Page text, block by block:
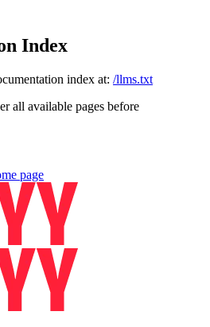
Index
index at: /llms.txt
all available pages before
page